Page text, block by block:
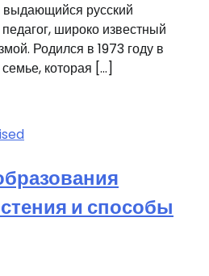
русский
широко известный
Родился в 1973 году в
которая […]
и способы